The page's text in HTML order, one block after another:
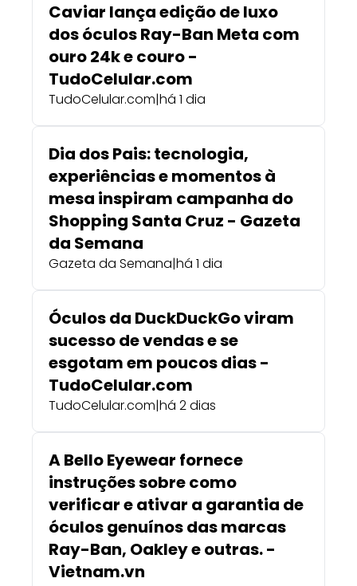
Caviar lança edição de luxo
dos óculos Ray-Ban Meta com
ouro 24k e couro -
TudoCelular.com
TudoCelular.com|há 1 dia
Dia dos Pais: tecnologia,
experiências e momentos à
mesa inspiram campanha do
Shopping Santa Cruz - Gazeta
da Semana
Gazeta da Semana|há 1 dia
Óculos da DuckDuckGo viram
sucesso de vendas e se
esgotam em poucos dias -
TudoCelular.com
TudoCelular.com|há 2 dias
A Bello Eyewear fornece
instruções sobre como
verificar e ativar a garantia de
óculos genuínos das marcas
Ray-Ban, Oakley e outras. -
Vietnam.vn